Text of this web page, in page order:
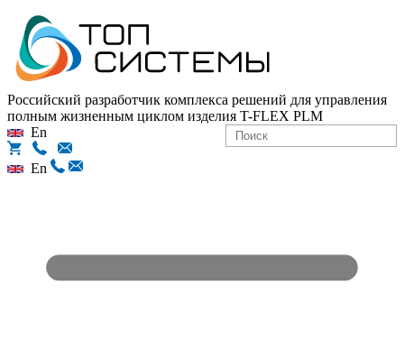
Российский разработчик комплекса решений для управления
полным жизненным циклом изделия T-FLEX PLM
En
En